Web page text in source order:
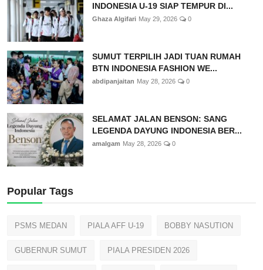
INDONESIA U-19 SIAP TEMPUR DI...
Ghaza Algifari May 29, 2026 0
SUMUT TERPILIH JADI TUAN RUMAH
BTN INDONESIA FASHION WE...
abdipanjaitan May 28, 2026 0
SELAMAT JALAN BENSON: SANG
LEGENDA DAYUNG INDONESIA BER...
amalgam May 28, 2026 0
Popular Tags
PSMS MEDAN PIALA AFF U-19 BOBBY NASUTION
GUBERNUR SUMUT PIALA PRESIDEN 2026